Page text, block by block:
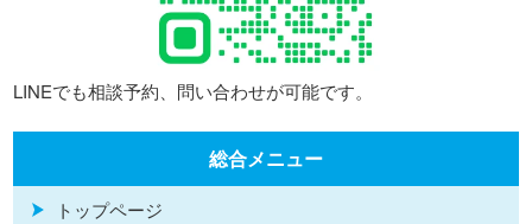
LINEでも相談予約、問い合わせが可能です。
総合メニュー
トップページ